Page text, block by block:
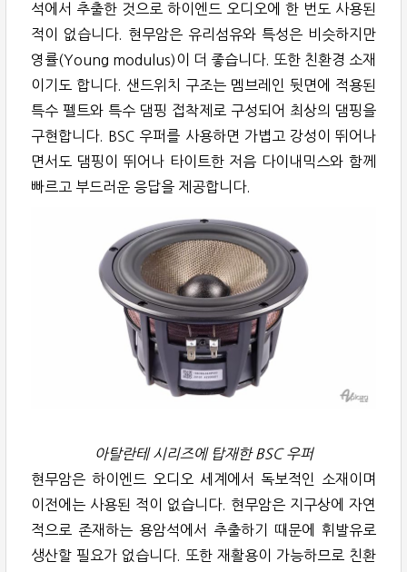
석에서 추출한 것으로 하이엔드 오디오에 한 번도 사용된
적이 없습니다. 현무암은 유리섬유와 특성은 비슷하지만
영률(Young modulus)이 더 좋습니다. 또한 친환경 소재
이기도 합니다. 샌드위치 구조는 멤브레인 뒷면에 적용된
특수 펠트와 특수 댐핑 접착제로 구성되어 최상의 댐핑을
구현합니다. BSC 우퍼를 사용하면 가볍고 강성이 뛰어나
면서도 댐핑이 뛰어나 타이트한 저음 다이내믹스와 함께
빠르고 부드러운 응답을 제공합니다.
아탈란테 시리즈에 탑재한 BSC 우퍼
현무암은 하이엔드 오디오 세계에서 독보적인 소재이며
이전에는 사용된 적이 없습니다. 현무암은 지구상에 자연
적으로 존재하는 용암석에서 추출하기 때문에 휘발유로
생산할 필요가 없습니다. 또한 재활용이 가능하므로 친환